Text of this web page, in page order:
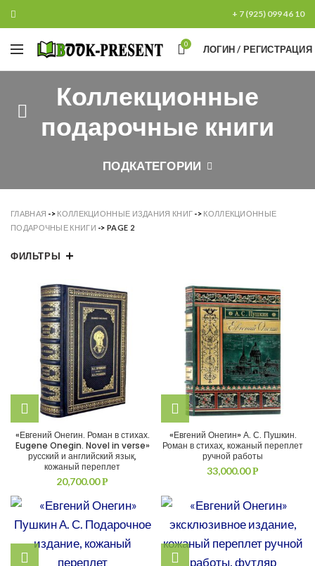
+ 7 (925) 099 46 10
0 ЛОГИН / РЕГИСТРАЦИЯ
Коллекционные
подарочные книги
ПОДКАТЕГОРИИ
ГЛАВНАЯ -> КОЛЛЕКЦИОННЫЕ ИЗДАНИЯ КНИГ -> КОЛЛЕКЦИОННЫЕ
ПОДАРОЧНЫЕ КНИГИ ->PAGE 2
ФИЛЬТРЫ
«Евгений Онегин. Роман в стихах.
Eugene Onegin. Novel in verse»
русский и английский язык,
кожаный переплет
20,700.00Р
«Евгений Онегин» А. С. Пушкин.
Роман в стихах, кожаный переплет
ручной работы
33,000.00Р